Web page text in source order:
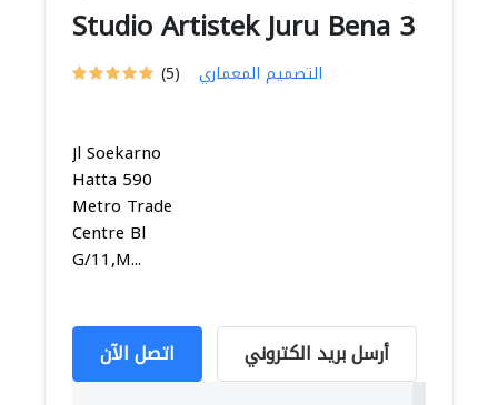
Studio Artistek Juru Bena 3
(5) التصميم المعماري
Jl Soekarno
Hatta 590
Metro Trade
Centre Bl
G/11,M...
اتصل الآن أرسل بريد الكتروني